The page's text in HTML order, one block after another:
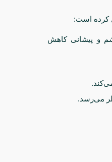
کرده است:
و پیشانی کاهش
می‌رسد.